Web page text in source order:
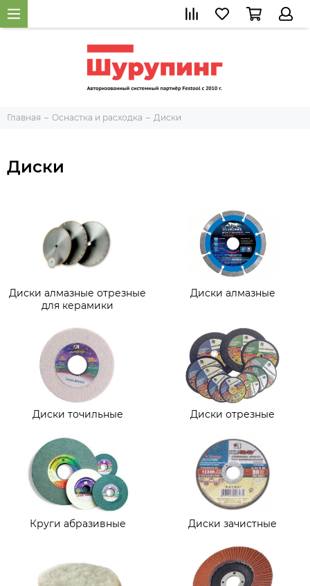
Главная Оснастка и расходка Диски
Диски
Диски алмазные отрезные
для керамики
Диски алмазные
Диски точильные Диски отрезные
Круги абразивные Диски зачистные